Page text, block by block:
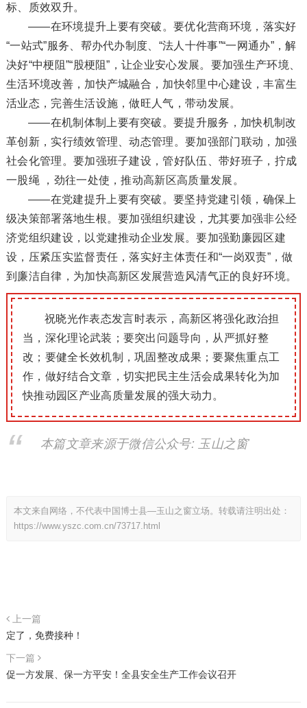
标、质效双升。
——在环境提升上要有突破。要优化营商环境，落实好
“一站式”服务、帮办代办制度、“法人十件事”“一网通办”，解
决好“中梗阻”“股梗阻”，让企业安心发展。要加强生产环境、
生活环境改善，加快产城融合，加快邻里中心建设，丰富生
活业态，完善生活设施，做旺人气，带动发展。
——在机制体制上要有突破。要提升服务，加快机制改
革创新，实行绩效管理、动态管理。要加强部门联动，加强
社会化管理。要加强班子建设，管好队伍、带好班子，拧成
一股绳 ，劲往一处使，推动高新区高质量发展。
——在党建提升上要有突破。要坚持党建引领，确保上
级决策部署落地生根。要加强组织建设，尤其要加强非公经
济党组织建设，以党建推动企业发展。要加强勤廉园区建
设，压紧压实监督责任，落实好主体责任和“一岗双责”，做
到廉洁自律，为加快高新区发展营造风清气正的良好环境。
祝晓光作表态发言时表示，高新区将强化政治担
当，深化理论武装； 要突出问题导向，从严抓好整
改； 要健全长效机制，巩固整改成果；要聚焦重点工
作，做好结合文章，切实把民主生活会成果转化为加
快推动园区产业高质量发展的强大动力。
本篇文章来源于微信公众号: 玉山之窗
本文来自网络，不代表中国博士县—玉山之窗立场。转载请注明出处：
https://www.yszc.com.cn/73717.html
上一篇
定了，免费接种！
下一篇
促一方发展、保一方平安！全县安全生产工作会议召开